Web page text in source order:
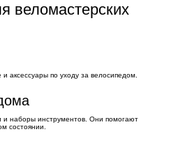
веломастерских
аксессуары по уходу за велосипедом.
и наборы инструментов. Они помогают
состоянии.